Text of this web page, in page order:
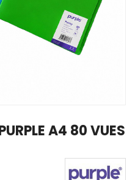
A4 80 VUES